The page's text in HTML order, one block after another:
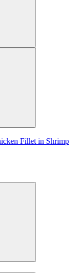
Fillet in Shrimp